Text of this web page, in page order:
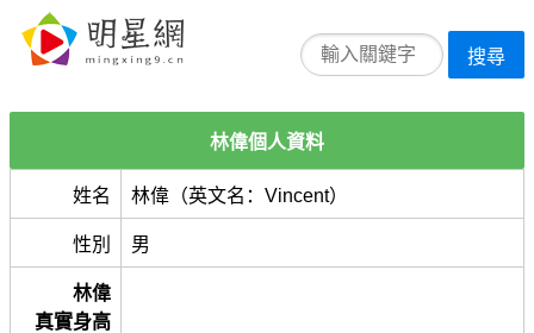
搜尋
林偉個人資料
姓名 林偉（英文名：Vincent）
性別 男
林偉
真實身高